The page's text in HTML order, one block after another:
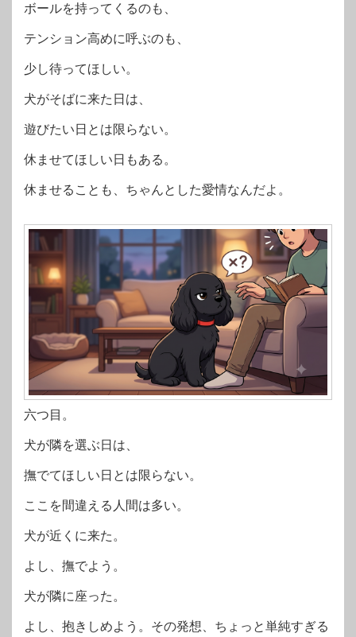
ボールを持ってくるのも、
テンション高めに呼ぶのも、
少し待ってほしい。
犬がそばに来た日は、
遊びたい日とは限らない。
休ませてほしい日もある。
休ませることも、ちゃんとした愛情なんだよ。
六つ目。
犬が隣を選ぶ日は、
撫でてほしい日とは限らない。
ここを間違える人間は多い。
犬が近くに来た。
よし、撫でよう。
犬が隣に座った。
よし、抱きしめよう。その発想、ちょっと単純すぎる